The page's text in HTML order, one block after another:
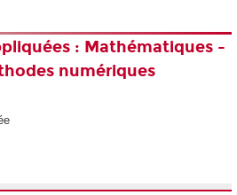
: Mathématiques -
numériques